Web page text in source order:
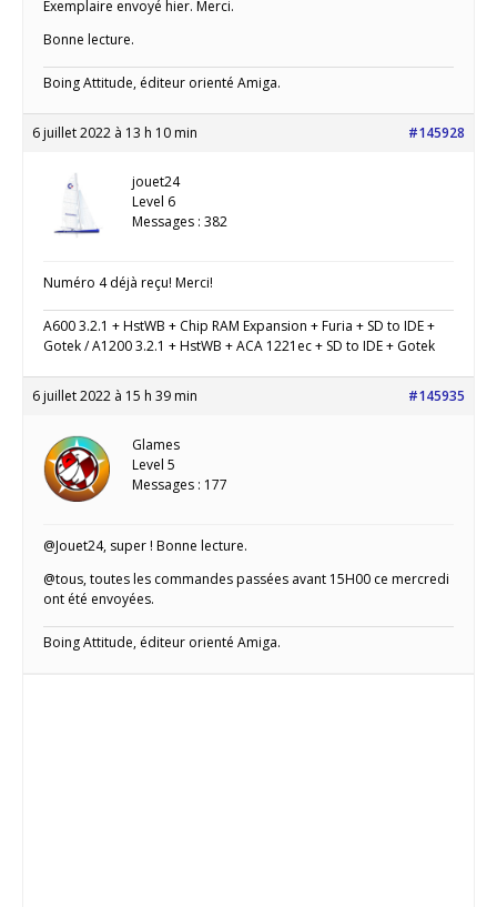
Exemplaire envoyé hier. Merci.
Bonne lecture.
Boing Attitude, éditeur orienté Amiga.
6 juillet 2022 à 13 h 10 min #145928
jouet24
Level 6
Messages : 382
Numéro 4 déjà reçu! Merci!
A600 3.2.1 + HstWB + Chip RAM Expansion + Furia + SD to IDE +
Gotek / A1200 3.2.1 + HstWB + ACA 1221ec + SD to IDE + Gotek
6 juillet 2022 à 15 h 39 min #145935
Glames
Level 5
Messages : 177
@Jouet24, super ! Bonne lecture.
@tous, toutes les commandes passées avant 15H00 ce mercredi
ont été envoyées.
Boing Attitude, éditeur orienté Amiga.